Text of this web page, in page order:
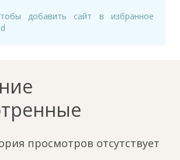
добавить сайт в избранное
просмотров отсутствует